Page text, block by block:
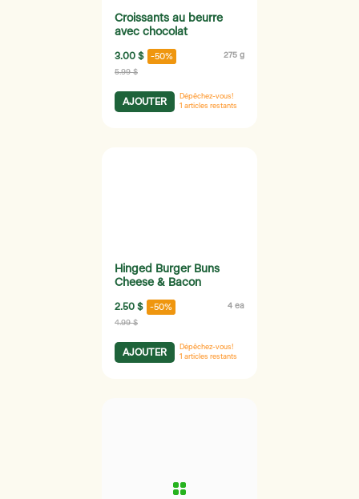
Croissants au beurre
avec chocolat
3.00 $ -50% 275 g
5.99 $
AJOUTER
Dépêchez-vous!
1 articles restants
Hinged Burger Buns
Cheese & Bacon
2.50 $ -50% 4 ea
4.99 $
AJOUTER
Dépêchez-vous!
1 articles restants